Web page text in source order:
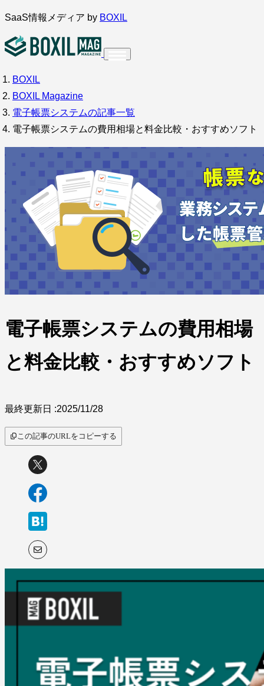
内
を
キ
ッ
プ
SaaS情報メディア by BOXIL
インタビュー
サービス比較 キーワードから探す
SaaS情報メディア by BOXIL
BOXIL
BOXIL Magazine
電子帳票システムの記事一覧
電子帳票システムの費用相場と料金比較・おすすめソフト
電子帳票システムの費用相場
と料金比較・おすすめソフト
最終更新日 :2025/11/28
この記事のURLをコピーする